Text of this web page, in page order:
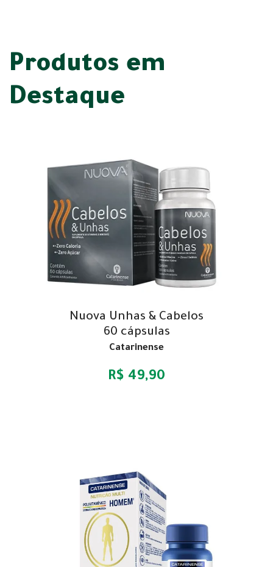
Produtos em
Destaque
Nuova Unhas & Cabelos
60 cápsulas
Catarinense
R$ 49,90